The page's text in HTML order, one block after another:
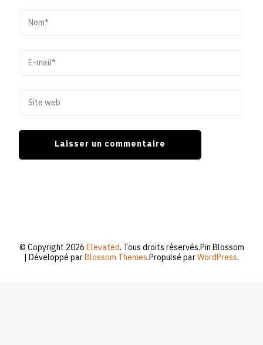
© Copyright 2026Elevated. Tous droits réservés.Pin Blossom
| Développé parBlossom Themes.Propulsé parWordPress.